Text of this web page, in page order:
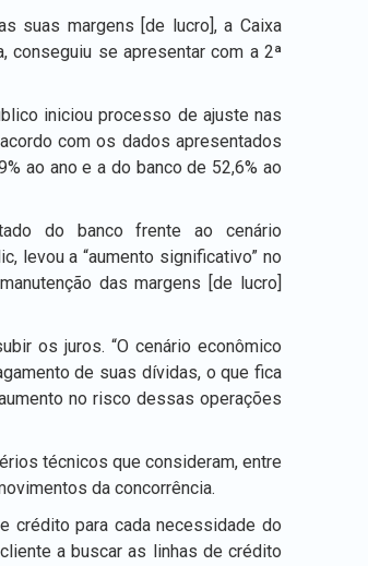
suas margens [de lucro], a Caixa
conseguiu se apresentar com a 2ª
iniciou processo de ajuste nas
com os dados apresentados
ao ano e a do banco de 52,6% ao
do banco frente ao cenário
levou a “aumento significativo” no
das margens [de lucro]
os juros. “O cenário econômico
de suas dívidas, o que fica
no risco dessas operações
técnicos que consideram, entre
da concorrência.
crédito para cada necessidade do
a buscar as linhas de crédito